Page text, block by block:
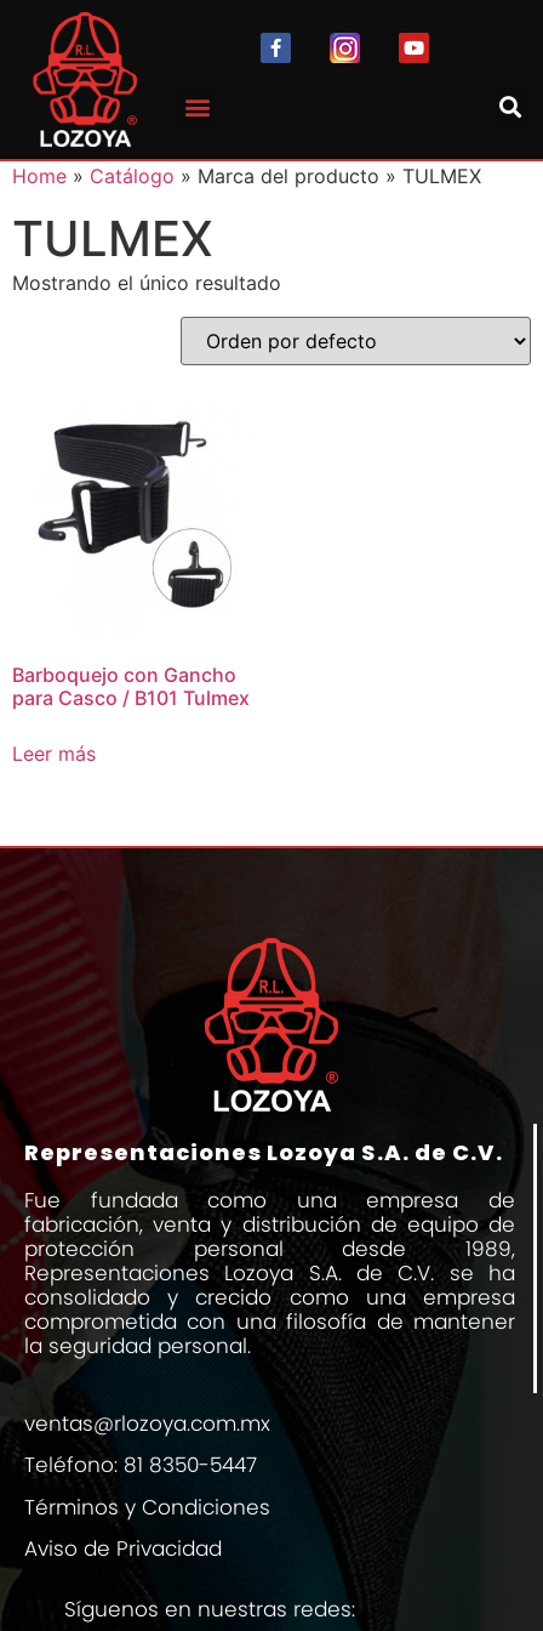
Home » Catálogo » Marca del producto » TULMEX
TULMEX
Mostrando el único resultado
Barboquejo con Gancho
para Casco / B101 Tulmex
Leer más
Representaciones Lozoya S.A. de C.V.
Fue fundada como una empresa de
fabricación, venta y distribución de equipo de
protección personal desde 1989,
Representaciones Lozoya S.A. de C.V. se ha
consolidado y crecido como una empresa
comprometida con una filosofía de mantener
la seguridad personal.
ventas@rlozoya.com.mx
Teléfono: 81 8350-5447
Términos y Condiciones
Aviso de Privacidad
Síguenos en nuestras redes: